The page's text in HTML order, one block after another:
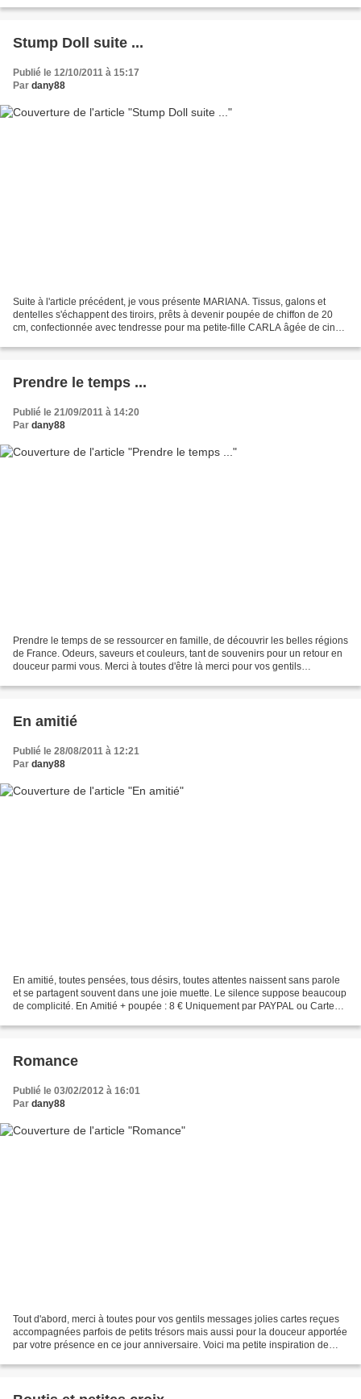
Stump Doll suite ...
Publié le 12/10/2011 à 15:17
Par dany88
Suite à l'article précédent, je vous présente MARIANA. Tissus, galons et
dentelles s'échappent des tiroirs, prêts à devenir poupée de chiffon de 20
cm, confectionnée avec tendresse pour ma petite-fille CARLA âgée de cinq
Prendre le temps ...
Publié le 21/09/2011 à 14:20
Par dany88
Prendre le temps de se ressourcer en famille, de découvrir les belles régions
de France. Odeurs, saveurs et couleurs, tant de souvenirs pour un retour en
douceur parmi vous. Merci à toutes d'être là merci pour vos gentils
En amitié
Publié le 28/08/2011 à 12:21
Par dany88
En amitié, toutes pensées, tous désirs, toutes attentes naissent sans parole
et se partagent souvent dans une joie muette. Le silence suppose beaucoup
de complicité. En Amitié + poupée : 8 € Uniquement par PAYPAL ou Carte
Romance
Publié le 03/02/2012 à 16:01
Par dany88
Tout d'abord, merci à toutes pour vos gentils messages jolies cartes reçues
accompagnées parfois de petits trésors mais aussi pour la douceur apportée
par votre présence en ce jour anniversaire. Voici ma petite inspiration de